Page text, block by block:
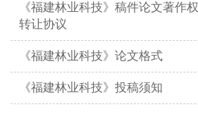
《福建林业科技》稿件论文著作权
转让协议
《福建林业科技》论文格式
《福建林业科技》投稿须知